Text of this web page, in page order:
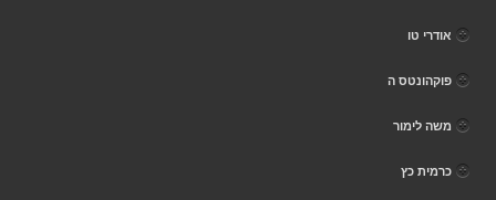
אודרי טו
פוקהונטס ה
משה לימור
כרמית כץ